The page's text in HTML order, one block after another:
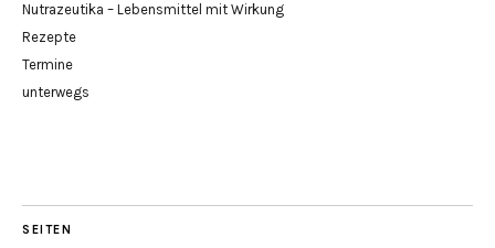
Nutrazeutika – Lebensmittel mit Wirkung
Rezepte
Termine
unterwegs
SEITEN